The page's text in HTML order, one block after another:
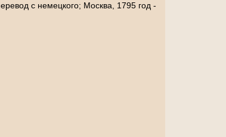
с немецкого; Москва, 1795 год -